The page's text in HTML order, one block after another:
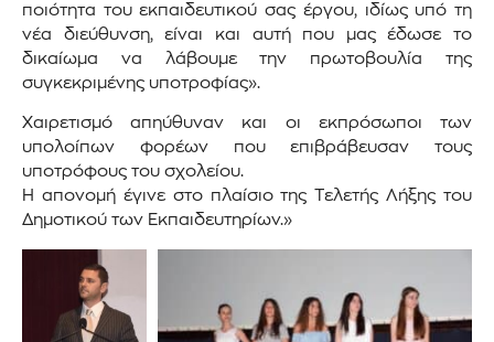
ποιότητα του εκπαιδευτικού σας έργου, ιδίως υπό τη
νέα διεύθυνση, είναι και αυτή που μας έδωσε το
δικαίωμα να λάβουμε την πρωτοβουλία της
συγκεκριμένης υποτροφίας».
Χαιρετισμό απηύθυναν και οι εκπρόσωποι των
υπολοίπων φορέων που επιβράβευσαν τους
υποτρόφους του σχολείου.
Η απονομή έγινε στο πλαίσιο της Τελετής Λήξης του
Δημοτικού των Εκπαιδευτηρίων.»